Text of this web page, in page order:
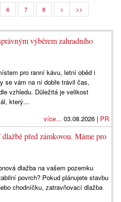
6 7 8 > >>
výběrem zahradního
pro ranní kávu, letní oběd i
se vám na ní dobře trávil čas,
vzhledu. Důležitá je velikost
který...
více... 03.08.2026 | PR
před zámkovou. Máme pro
dlažba na vašem pozemku
povrch? Pokud plánujete stavbu
chodníčku, zatravňovací dlažba